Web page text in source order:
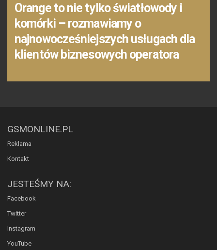
Orange to nie tylko światłowody i
komórki – rozmawiamy o
najnowocześniejszych usługach dla
klientów biznesowych operatora
GSMONLINE.PL
Reklama
Kontakt
JESTEŚMY NA:
Facebook
Twitter
Instagram
YouTube